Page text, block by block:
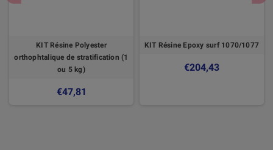
KIT Résine Polyester
orthophtalique de stratification (1
ou 5 kg)
€47,81
KIT Résine Epoxy surf 1070/1077
€204,43